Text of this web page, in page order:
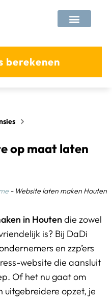
berekenen
op maat laten
- Website laten maken Houten
in Houten die zowel
is? Bij DaDi
en zzp’ers
website die aansluit
Of het nu gaat om
uitgebreidere opzet, je